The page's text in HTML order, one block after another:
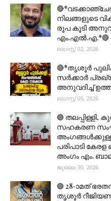
നിലങ്ങളുടെ
രൂപ കൂടി
എം.എൽ.എ.*🔴
ഓഗസ്റ്റ് 02, 2026
🔴*തൃശൂര്‍
സര്‍ക്കാര്‍
അനുവദിച്ച്
ഓഗസ്റ്റ് 05, 2026
🟣 തലപ്പിള്ളി,
സഹകരണ
പരിപാടി
അംഗം എം.
ജൂലൈ 30, 2026
🟣 28-ാമത്
തൃശൂർ